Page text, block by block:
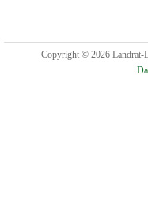
Copyright © 2026 Landrat-